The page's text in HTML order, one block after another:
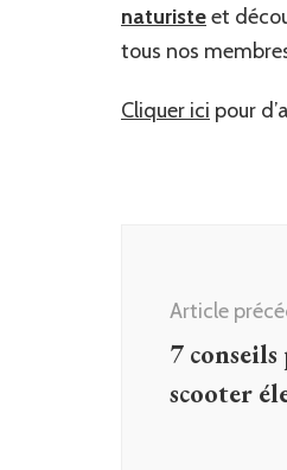
naturisteet
tous nos
Cliquer ici pour
Article
7
scooter